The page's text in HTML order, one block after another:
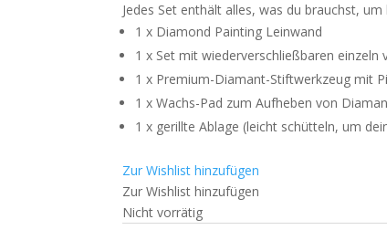
Jedes Set enthält alles, was du brauchst, um
1 x Diamond Painting Leinwand
1 x Set mit wiederverschließbaren einzeln
1 x Premium-Diamant-Stiftwerkzeug mit
1 x Wachs-Pad zum Aufheben von
1 x gerillte Ablage (leicht schütteln, um
Zur Wishlist hinzufügen
Zur Wishlist hinzufügen
Nicht vorrätig